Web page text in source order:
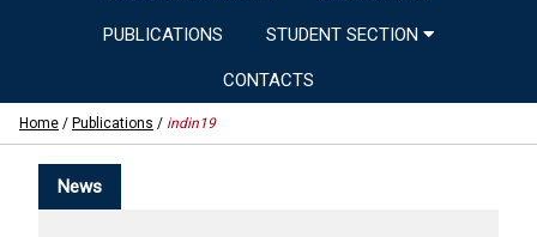
PUBLICATIONS STUDENT SECTION
CONTACTS
Home / Publications / indin19
News